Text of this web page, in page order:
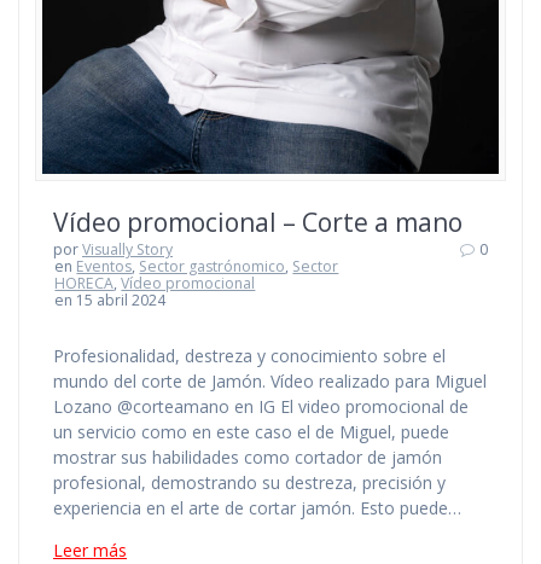
Vídeo promocional – Corte a mano
porVisually Story
en Eventos, Sector gastrónomico, Sector
HORECA,Vídeo promocional
en 15 abril 2024
0
Profesionalidad, destreza y conocimiento sobre el
mundo del corte de Jamón. Vídeo realizado para Miguel
Lozano @corteamano en IG El video promocional de
un servicio como en este caso el de Miguel, puede
mostrar sus habilidades como cortador de jamón
profesional, demostrando su destreza, precisión y
experiencia en el arte de cortar jamón. Esto puede…
Leer más